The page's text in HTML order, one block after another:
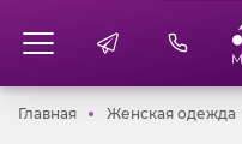
ГлавнаяГлавнаяЖенская одежда